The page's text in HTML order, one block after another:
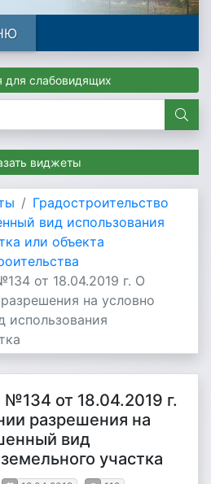
для слабовидящих
виджеты
Градостроительство
вид использования
или объекта
от 18.04.2019 г. О
на условно
использования
от 18.04.2019 г.
разрешения на
вид
участка